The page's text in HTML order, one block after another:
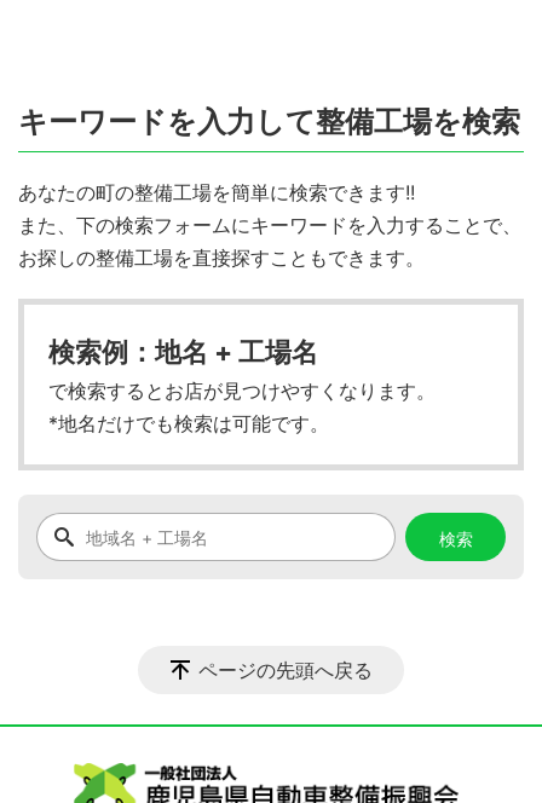
キーワードを入力して整備工場を検索
あなたの町の整備工場を簡単に検索できます!!
また、下の検索フォームにキーワードを入力することで、
お探しの整備工場を直接探すこともできます。
検索例：地名 + 工場名
で検索するとお店が見つけやすくなります。
*地名だけでも検索は可能です。
ページの先頭へ戻る